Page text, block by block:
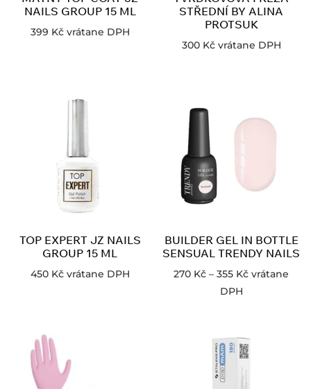
NAILS GROUP 15 ML
399 Kč vrátane DPH
STŘEDNÍ BY ALINA
PROTSUK
300 Kč vrátane DPH
TOP EXPERT JZ NAILS
GROUP 15 ML
450 Kč vrátane DPH
BUILDER GEL IN BOTTLE
SENSUAL TRENDY NAILS
270 Kč – 355 Kč vrátane
DPH